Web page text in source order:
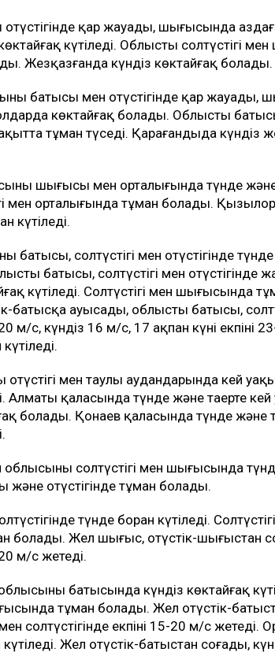
қар жауады, шығысында
күтіледі. Облыстың солтүстігі
Жезқазғанда күндіз көктайғақ болады.
батысы мен оңтүстігінде қар жауады,
көктайғақ болады. Облыстың
тұман түседі. Қарағандыда күндіз
шығысы мен орталығында түнде және
мен орталығында тұман болады.
күтіледі.
батысы, солтүстігі мен оңтүстігінде
батысы, солтүстігі мен
күтіледі. Солтүстігі мен шығысында
батысқа ауысады, облыстың батысы,
с, күндіз 16 м/с, 17 ақпан күні екпіні
мен таулы аудандарында кей
Алматы қаласында түнде және таңертең
болады. Қонаев қаласында түнде және
солтүстігі мен шығысында
және оңтүстігінде тұман болады.
түнде боран күтіледі.
болады. Жел шығыс, оңтүстік-шығыстан
м/с жетеді.
батысында күндіз көктайғақ
тұман болады. Жел оңтүстік-
солтүстігінде екпіні 15-20 м/с жетеді.
күтіледі. Жел оңтүстік-батыстан соғады,